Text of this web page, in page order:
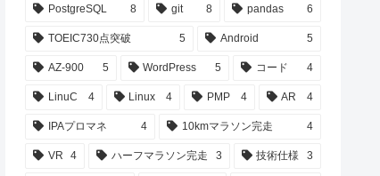
PostgreSQL 8 git 8 pandas 6
TOEIC730点突破 5 Android 5
AZ-900 5 WordPress 5 コード 4
LinuC 4 Linux 4 PMP 4 AR 4
IPAプロマネ 4 10kmマラソン完走 4
VR 4 ハーフマラソン完走 3 技術仕様 3